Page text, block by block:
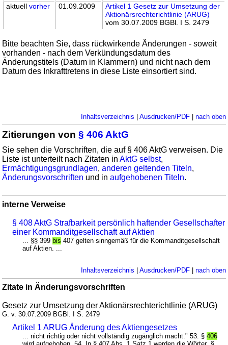
aktuellvorher 01.09.2009
Artikel 1 Gesetz zur Umsetzung der
Aktionärsrechterichtlinie (ARUG)
vom 30.07.2009 BGBl. I S. 2479
Bitte beachten Sie, dass rückwirkende Änderungen - soweit
vorhanden - nach dem Verkündungsdatum des
Änderungstitels (Datum in Klammern) und nicht nach dem
Datum des Inkrafttretens in diese Liste einsortiert sind.
Inhaltsverzeichnis | Ausdrucken/PDF| nach oben
Zitierungen von§ 406 AktG
Sie sehen die Vorschriften, die auf § 406 AktG verweisen. Die
Liste ist unterteilt nach Zitaten inAktG selbst,
Ermächtigungsgrundlagen,anderen geltenden Titeln,
Änderungsvorschriften und inaufgehobenen Titeln.
interne Verweise
§ 408 AktG Strafbarkeit persönlich haftender Gesellschafter
einer Kommanditgesellschaft auf Aktien
... §§ 399bis 407 gelten sinngemäß für die Kommanditgesellschaft
auf Aktien. ...
Inhaltsverzeichnis | Ausdrucken/PDF| nach oben
Zitate in Änderungsvorschriften
Gesetz zur Umsetzung der Aktionärsrechterichtlinie (ARUG)
G. v. 30.07.2009 BGBl. I S. 2479
Artikel 1 ARUG Änderung des Aktiengesetzes
... nicht richtig oder nicht vollständig zugänglich macht." 53. §406